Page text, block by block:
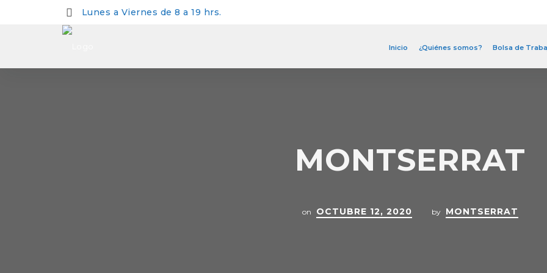
Lunes a Viernes de 8 a 19 hrs.
Inicio ¿Quiénes somos? Bolsa de
MONTSERRAT
on OCTUBRE 12, 2020 by MONTSERRAT